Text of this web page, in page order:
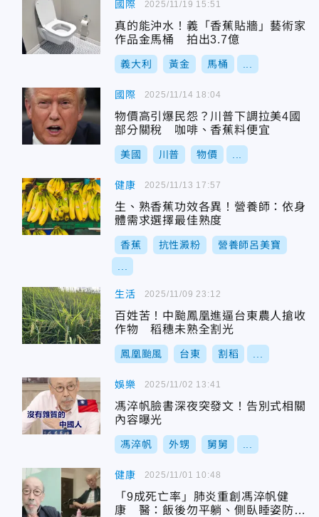
國際
真的能沖水！義「香蕉貼牆」藝術家
作品金馬桶 拍出3.7億
義大利 黃金 馬桶
2025/11/19 15:51
國際
物價高引爆民怨？川普下調拉美4國
部分關稅 咖啡、香蕉料便宜
美國 川普 物價
2025/11/14 18:04
健康
生、熟香蕉功效各異！營養師：依身
體需求選擇最佳熟度
香蕉 抗性澱粉 營養師呂美寶
2025/11/13 17:57
生活
百姓苦！中颱鳳凰進逼台東農人搶收
作物 稻穗未熟全割光
鳳凰颱風 台東 割稻
2025/11/09 23:12
娛樂
馮淬帆臉書深夜突發文！告別式相關
內容曝光
馮淬帆 外甥 舅舅
2025/11/02 13:41
健康
「9成死亡率」肺炎重創馮淬帆健
康 醫：飯後勿平躺、側臥睡姿防嗆
2025/11/01 10:48